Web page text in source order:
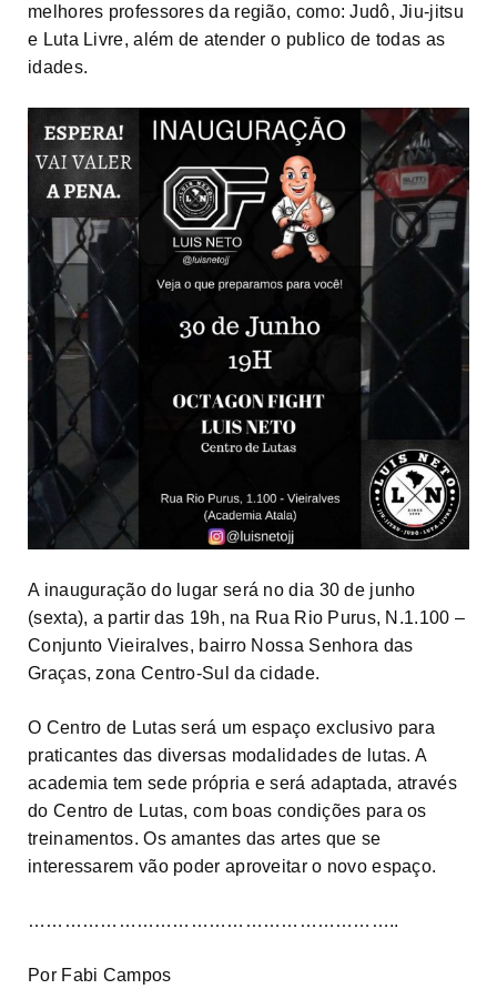
melhores professores da região, como: Judô, Jiu-jitsu
e Luta Livre, além de atender o publico de todas as
idades.
A inauguração do lugar será no dia 30 de junho
(sexta), a partir das 19h, na Rua Rio Purus, N.1.100 –
Conjunto Vieiralves, bairro Nossa Senhora das
Graças, zona Centro-Sul da cidade.
O Centro de Lutas será um espaço exclusivo para
praticantes das diversas modalidades de lutas. A
academia tem sede própria e será adaptada, através
do Centro de Lutas, com boas condições para os
treinamentos. Os amantes das artes que se
interessarem vão poder aproveitar o novo espaço.
……………………………………………………..
Por Fabi Campos